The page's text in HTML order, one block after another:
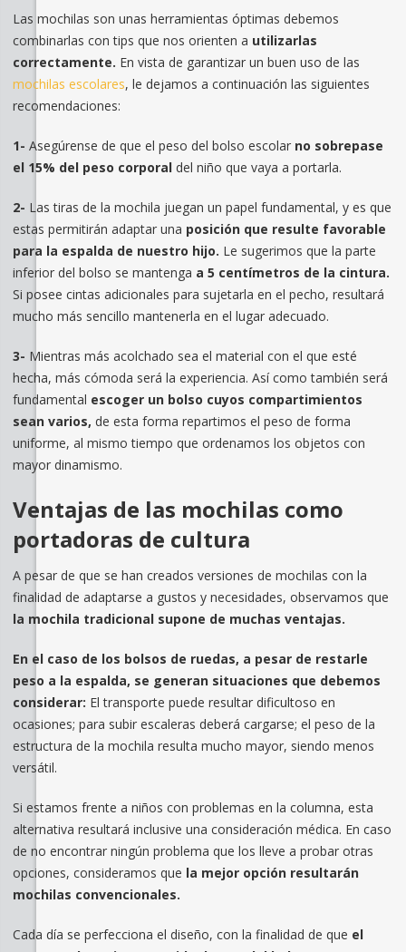
Las mochilas son unas herramientas óptimas debemos
combinarlas con tips que nos orienten a utilizarlas
correctamente. En vista de garantizar un buen uso de las
mochilas escolares, le dejamos a continuación las siguientes
recomendaciones:
1- Asegúrense de que el peso del bolso escolar no sobrepase
el 15% del peso corporaldel niño que vaya a portarla.
2- Las tiras de la mochila juegan un papel fundamental, y es que
estas permitirán adaptar una posición que resulte favorable
para la espalda de nuestro hijo. Le sugerimos que la parte
inferior del bolso se mantenga a 5 centímetros de la cintura.
Si posee cintas adicionales para sujetarla en el pecho, resultará
mucho más sencillo mantenerla en el lugar adecuado.
3- Mientras más acolchado sea el material con el que esté
hecha, más cómoda será la experiencia. Así como también será
fundamental escoger un bolso cuyos compartimientos
sean varios, de esta forma repartimos el peso de forma
uniforme, al mismo tiempo que ordenamos los objetos con
mayor dinamismo.
Ventajas de las mochilas como
portadoras de cultura
A pesar de que se han creados versiones de mochilas con la
finalidad de adaptarse a gustos y necesidades, observamos que
la mochila tradicional supone de muchas ventajas.
En el caso de los bolsos de ruedas, a pesar de restarle
peso a la espalda, se generan situaciones que debemos
considerar: El transporte puede resultar dificultoso en
ocasiones; para subir escaleras deberá cargarse; el peso de la
estructura de la mochila resulta mucho mayor, siendo menos
versátil.
Si estamos frente a niños con problemas en la columna, esta
alternativa resultará inclusive una consideración médica. En caso
de no encontrar ningún problema que los lleve a probar otras
opciones, consideramos que la mejor opción resultarán
mochilas convencionales.
Cada día se perfecciona el diseño, con la finalidad de que el